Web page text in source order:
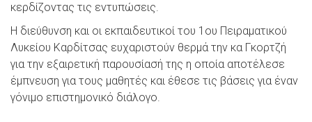
κερδίζοντας τις εντυπώσεις.
Η διεύθυνση και οι εκπαιδευτικοί του 1ου Πειραματικού
Λυκείου Καρδίτσας ευχαριστούν θερμά την κα Γκορτζή
για την εξαιρετική παρουσίασή της η οποία αποτέλεσε
έμπνευση για τους μαθητές και έθεσε τις βάσεις για έναν
γόνιμο επιστημονικό διάλογο.